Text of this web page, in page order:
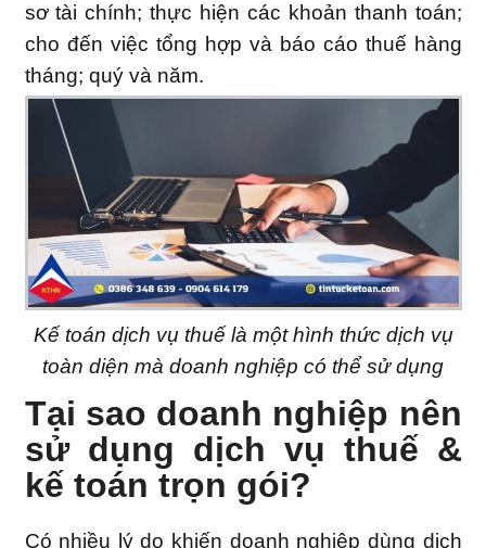
sơ tài chính; thực hiện các khoản thanh toán;
cho đến việc tổng hợp và báo cáo thuế hàng
tháng; quý và năm.
Kế toán dịch vụ thuế là một hình thức dịch vụ
toàn diện mà doanh nghiệp có thể sử dụng
Tại sao doanh nghiệp nên
sử dụng dịch vụ thuế &
kế toán trọn gói?
Có nhiều lý do khiến doanh nghiệp dùng dịch